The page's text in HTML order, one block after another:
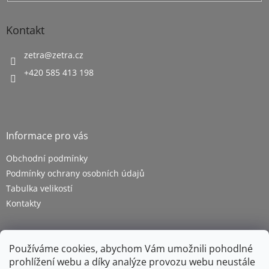
Používáme cookies, abychom Vám umožnili pohodlné
prohlížení webu a díky analýze provozu webu neustále
Kontakt
zetra@zetra.cz
+420 585 413 198
Informace pro vás
Obchodní podmínky
Podmínky ochrany osobních údajů
Tabulka velikostí
Kontakty